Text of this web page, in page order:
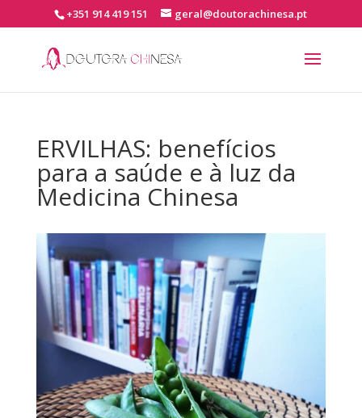
+351 914 419 151 geral@doutorachinesa.pt
ERVILHAS: benefícios
para a saúde e à luz da
Medicina Chinesa